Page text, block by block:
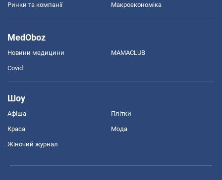
Ринки та компанії Макроекономіка
MedOboz
Новини медицини MAMACLUB
Covid
Шоу
Афіша Плітки
Краса Мода
Жіночий журнал